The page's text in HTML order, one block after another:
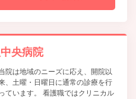
央病院
院は地域のニーズに応え、開院以
、土曜・日曜日に通常の診療を行
っています。 看護職ではクリニカル